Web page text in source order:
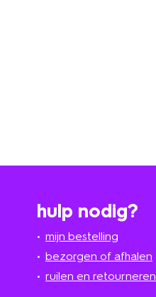
hulp nodig?
mijn bestelling
bezorgen of afhalen
ruilen en retourneren